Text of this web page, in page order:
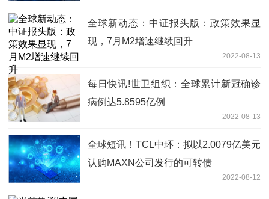
全球新动态：中证报头版：政策效果显
现，7月M2增速继续回升
2022-08-13
每日快讯!世卫组织：全球累计新冠确诊
病例达5.8595亿例
2022-08-13
全球短讯！TCL中环：拟以2.0079亿美元
认购MAXN公司发行的可转债
2022-08-12